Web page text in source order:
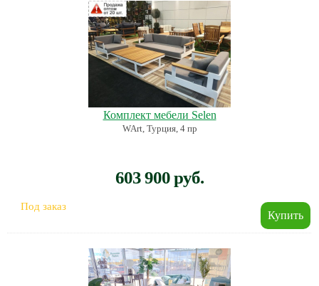
Комплект мебели Selen
WArt, Турция, 4 пр
603 900 руб.
Под заказ